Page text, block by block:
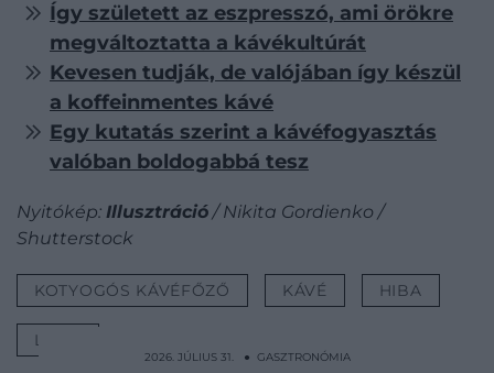
Így született az eszpresszó, ami örökre
megváltoztatta a kávékultúrát
Kevesen tudják, de valójában így készül
a koffeinmentes kávé
Egy kutatás szerint a kávéfogyasztás
valóban boldogabbá tesz
Nyitókép: Illusztráció/ Nikita Gordienko /
Shutterstock
KOTYOGÓS KÁVÉFŐZŐ KÁVÉ HIBA
LISTA
2026. JÚLIUS 31. ● GASZTRONÓMIA